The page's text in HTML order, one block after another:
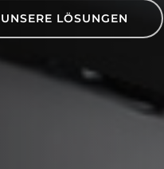
LÖSUNGEN